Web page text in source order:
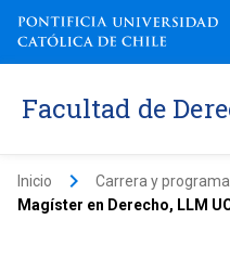
Facultad de
Inicio keyboard_arrow_right Carrera y
Magíster en Derecho, LLM